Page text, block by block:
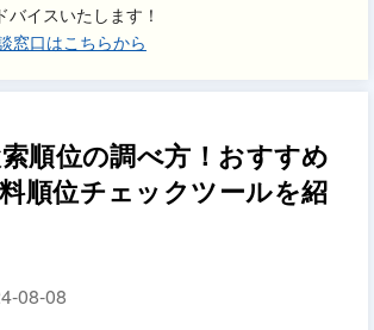
イスいたします！
窓口はこちらから
索順位の調べ方！おすすめ
順位チェックツールを紹
08-08